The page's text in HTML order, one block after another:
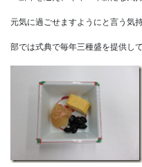
元気に過ごせますようにと言う気
部では式典で毎年三種盛を提供して